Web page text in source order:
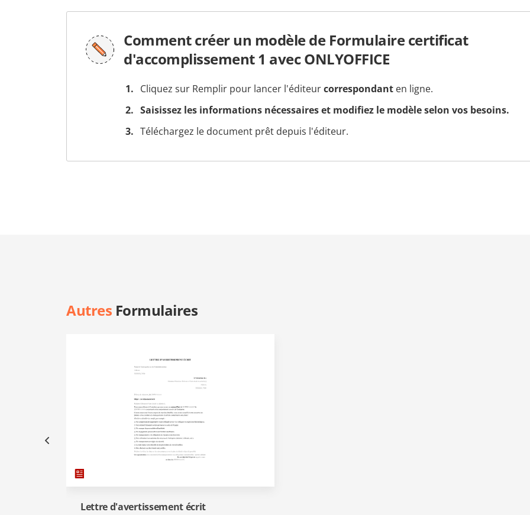
Comment créer un modèle de Formulaire certificat
d'accomplissement 1 avec ONLYOFFICE
Cliquez sur Remplir pour lancer l'éditeurcorrespondant en ligne.
Saisissez les informations nécessaires et modifiez le modèle selon vos besoins.
Téléchargez le document prêt depuis l'éditeur.
Autres Formulaires
Lettre d'avertissement écrit